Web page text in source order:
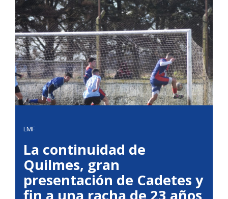
LMF
La continuidad de
Quilmes, gran
presentación de Cadetes y
fin a una racha de 23 años